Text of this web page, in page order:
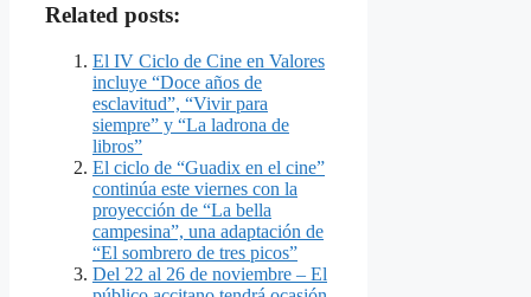
Related posts:
El IV Ciclo de Cine en Valores
incluye “Doce años de
esclavitud”, “Vivir para
siempre” y “La ladrona de
libros”
El ciclo de “Guadix en el cine”
continúa este viernes con la
proyección de “La bella
campesina”, una adaptación de
“El sombrero de tres picos”
Del 22 al 26 de noviembre – El